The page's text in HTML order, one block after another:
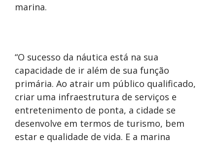
marina.
“O sucesso da náutica está na sua
capacidade de ir além de sua função
primária. Ao atrair um público qualificado,
criar uma infraestrutura de serviços e
entretenimento de ponta, a cidade se
desenvolve em termos de turismo, bem
estar e qualidade de vida. E a marina